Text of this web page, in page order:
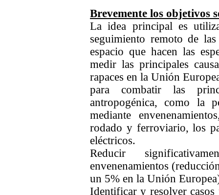
Brevemente los objetivos
La idea principal es
seguimiento remoto de
espacio que hacen las
medir las principales
rapaces en la Unión
para combatir las
antropogénica, como la
mediante
rodado y ferroviario, los
eléctricos.
Reducir
envenenamientos
un 5% en la Unión
Identificar y resolver